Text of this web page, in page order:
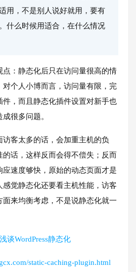
用，不是别人说好就用，要有
什么时候用适合，在什么情况
点：静态化后只在访问量很高的情
对个人小博而言，访问量有限，完
件，而且静态化插件设置对新手也
很多问题。
客太多的话，会加重主机的负
话，这样反而会得不偿失；反而
速度够快，原始的动态页面才是
觉静态化还要看主机性能，访客
来均衡考虑，不是说静态化就一
谈WordPress静态化
static-caching-plugin.html